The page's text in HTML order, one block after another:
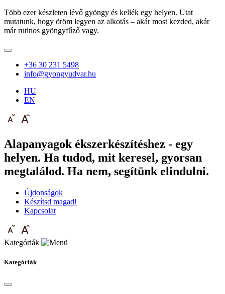
Több ezer készleten lévő gyöngy és kellék egy helyen. Utat
mutatunk, hogy öröm legyen az alkotás – akár most kezded, akár
már rutinos gyöngyfűző vagy.
+36 30 231 5498
info@gyongyudvar.hu
HU
EN
Alapanyagok ékszerkészítéshez - egy
helyen. Ha tudod, mit keresel, gyorsan
megtalálod. Ha nem, segítünk elindulni.
Újdonságok
Készítsd magad!
Kapcsolat
Kategóriák
Kategóriák